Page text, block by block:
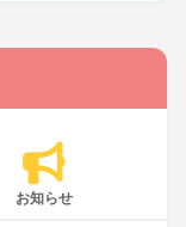
お知らせ